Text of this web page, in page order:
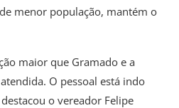
menor população, mantém o
maior que Gramado e a
O pessoal está indo
o vereador Felipe